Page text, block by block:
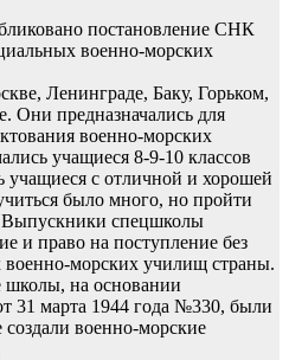
постановление СНК
военно-морских
Ленинграде, Баку, Горьком,
Они предназначались для
военно-морских
учащиеся 8-9-10 классов
учащиеся с отличной и хорошей
было много, но пройти
Выпускники спецшколы
и право на поступление без
морских училищ страны.
школы, на основании
31 марта 1944 года №330, были
военно-морские